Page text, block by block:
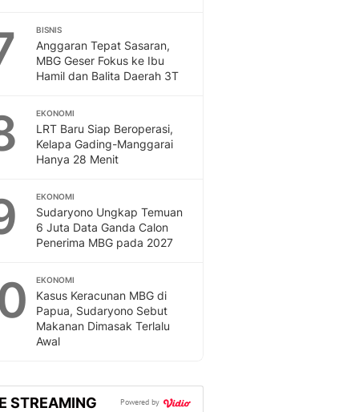
BISNIS
Anggaran Tepat Sasaran,
MBG Geser Fokus ke Ibu
Hamil dan Balita Daerah 3T
EKONOMI
LRT Baru Siap Beroperasi,
Kelapa Gading-Manggarai
Hanya 28 Menit
EKONOMI
Sudaryono Ungkap Temuan
6 Juta Data Ganda Calon
Penerima MBG pada 2027
EKONOMI
Kasus Keracunan MBG di
Papua, Sudaryono Sebut
Makanan Dimasak Terlalu
Awal
STREAMING Powered by